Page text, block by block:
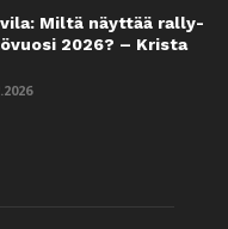
Miltä näyttää rally-
2026? – Krista